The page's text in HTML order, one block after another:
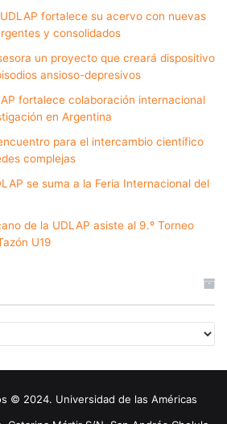
fortalece su acervo con nuevas
y consolidados
un proyecto que creará dispositivo
ansioso-depresivos
fortalece colaboración internacional
en Argentina
para el intercambio científico
complejas
se suma a la Feria Internacional del
de la UDLAP asiste al 9.º Torneo
U19
© 2024. Universidad de las Américas